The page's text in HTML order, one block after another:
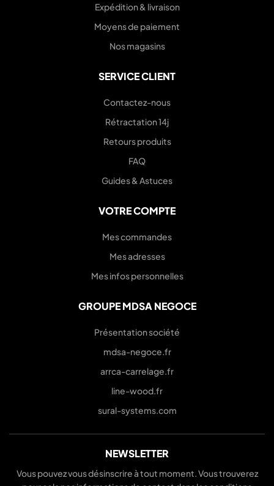
Expédition & livraison
Moyens de paiement
Nos magasins
SERVICE CLIENT
Contactez-nous
Rétractation 14j
Retours produits
FAQ
Guides & Astuces
VOTRE COMPTE
Mes commandes
Mes adresses
Mes infos personnelles
GROUPE MDSA NEGOCE
Présentation société
mdsa-negoce.fr
arrca-carrelage.fr
line-wood.fr
sural-systems.com
NEWSLETTER
Vous pouvez vous désinscrire à tout moment. Vous trouverez